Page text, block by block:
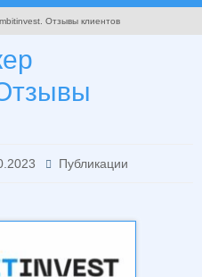
Отзывы клиентов
Публикации